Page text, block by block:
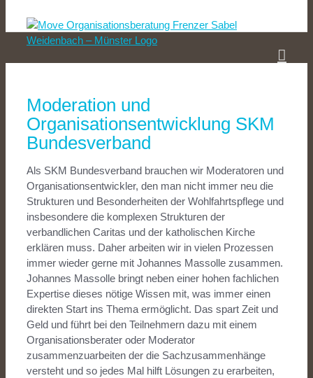
Inhalt
springen
Moderation und
Organisationsentwicklung SKM
Bundesverband
Als SKM Bundesverband brauchen wir Moderatoren und
Organisationsentwickler, den man nicht immer neu die
Strukturen und Besonderheiten der Wohlfahrtspflege und
insbesondere die komplexen Strukturen der
verbandlichen Caritas und der katholischen Kirche
erklären muss. Daher arbeiten wir in vielen Prozessen
immer wieder gerne mit Johannes Massolle zusammen.
Johannes Massolle bringt neben einer hohen fachlichen
Expertise dieses nötige Wissen mit, was immer einen
direkten Start ins Thema ermöglicht. Das spart Zeit und
Geld und führt bei den Teilnehmern dazu mit einem
Organisationsberater oder Moderator
zusammenzuarbeiten der die Sachzusammenhänge
versteht und so jedes Mal hilft Lösungen zu erarbeiten,